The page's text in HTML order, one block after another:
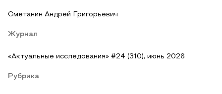
Сметанин Андрей Григорьевич
Журнал
«Актуальные исследования» #24 (310), июнь 2026
Рубрика